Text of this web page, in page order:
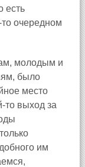
есть
очередном
молодым и
было
место
выход за
им